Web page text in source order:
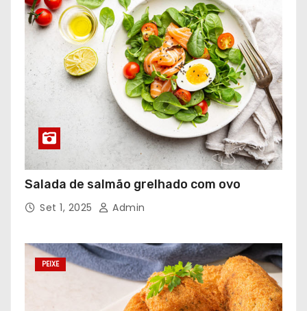
Salada de salmão grelhado com ovo
Set 1, 2025 Admin
PEIXE